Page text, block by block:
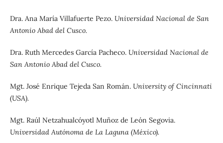
Dra. Ana María Villafuerte Pezo. Universidad Nacional de San
Antonio Abad del Cusco.
Dra. Ruth Mercedes García Pacheco. Universidad Nacional de
San Antonio Abad del Cusco.
Mgt. José Enrique Tejeda San Román. University of Cincinnati
(USA).
Mgt. Raúl Netzahualcóyotl Muñoz de León Segovia.
Universidad Autónoma de La Laguna (México).